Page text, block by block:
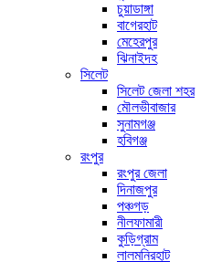
চুয়াডাঙ্গা
বাগেরহাট
মেহেরপুর
ঝিনাইদহ
সিলেট
সিলেট জেলা শহর
মৌলভীবাজার
সুনামগঞ্জ
হবিগঞ্জ
রংপুর
রংপুর জেলা
দিনাজপুর
পঞ্চগড়
নীলফামারী
কুড়িগ্রাম
লালমনিরহাট